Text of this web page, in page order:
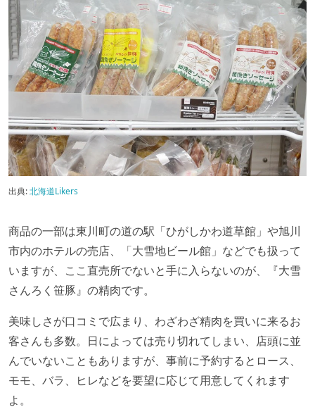
出典:北海道Likers
商品の一部は東川町の道の駅「ひがしかわ道草館」や旭川
市内のホテルの売店、「大雪地ビール館」などでも扱って
いますが、ここ直売所でないと手に入らないのが、『大雪
さんろく笹豚』の精肉です。
美味しさが口コミで広まり、わざわざ精肉を買いに来るお
客さんも多数。日によっては売り切れてしまい、店頭に並
んでいないこともありますが、事前に予約するとロース、
モモ、バラ、ヒレなどを要望に応じて用意してくれます
よ。